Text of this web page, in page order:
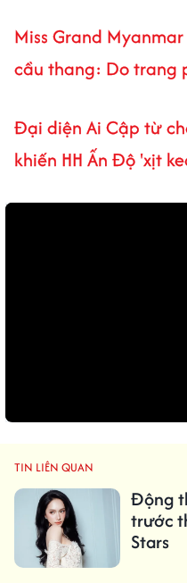
Miss Grand
cầu thang: Do trang
Đại diện Ai Cập từ
khiến HH Ấn Độ 'xịt
TIN LIÊN QUAN
Động
trước
Stars